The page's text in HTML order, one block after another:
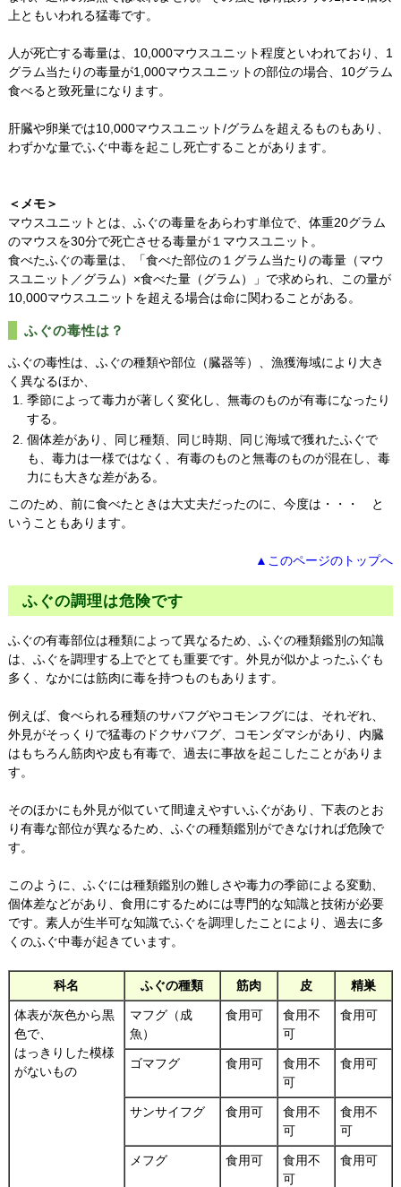
上ともいわれる猛毒です。
人が死亡する毒量は、10,000マウスユニット程度といわれており、1
グラム当たりの毒量が1,000マウスユニットの部位の場合、10グラム
食べると致死量になります。
肝臓や卵巣では10,000マウスユニット/グラムを超えるものもあり、
わずかな量でふぐ中毒を起こし死亡することがあります。
＜メモ＞
マウスユニットとは、ふぐの毒量をあらわす単位で、体重20グラム
のマウスを30分で死亡させる毒量が１マウスユニット。
食べたふぐの毒量は、「食べた部位の１グラム当たりの毒量（マウ
スユニット／グラム）×食べた量（グラム）」で求められ、この量が
10,000マウスユニットを超える場合は命に関わることがある。
ふぐの毒性は？
ふぐの毒性は、ふぐの種類や部位（臓器等）、漁獲海域により大き
く異なるほか、
季節によって毒力が著しく変化し、無毒のものが有毒になったり
する。
個体差があり、同じ種類、同じ時期、同じ海域で獲れたふぐで
も、毒力は一様ではなく、有毒のものと無毒のものが混在し、毒
力にも大きな差がある。
このため、前に食べたときは大丈夫だったのに、今度は・・・ と
いうこともあります。
▲このページのトップへ
ふぐの調理は危険です
ふぐの有毒部位は種類によって異なるため、ふぐの種類鑑別の知識
は、ふぐを調理する上でとても重要です。外見が似かよったふぐも
多く、なかには筋肉に毒を持つものもあります。
例えば、食べられる種類のサバフグやコモンフグには、それぞれ、
外見がそっくりで猛毒のドクサバフグ、コモンダマシがあり、内臓
はもちろん筋肉や皮も有毒で、過去に事故を起こしたことがありま
す。
そのほかにも外見が似ていて間違えやすいふぐがあり、下表のとお
り有毒な部位が異なるため、ふぐの種類鑑別ができなければ危険で
す。
このように、ふぐには種類鑑別の難しさや毒力の季節による変動、
個体差などがあり、食用にするためには専門的な知識と技術が必要
です。素人が生半可な知識でふぐを調理したことにより、過去に多
くのふぐ中毒が起きています。
科名 ふぐの種類 筋肉 皮 精巣
体表が灰色から黒
色で、
はっきりした模様
がないもの
マフグ（成
魚）
食用可
食用不
可
食用可
ゴマフグ 食用可
食用不
可
食用可
サンサイフグ 食用可
食用不
可
食用不
可
メフグ 食用可
食用不
可
食用可